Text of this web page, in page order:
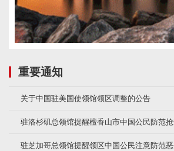
重要通知
关于中国驻美国使领馆领区调整的公告
驻洛杉矶总领馆提醒檀香山市中国公民防范
驻芝加哥总领馆提醒领区中国公民注意防范